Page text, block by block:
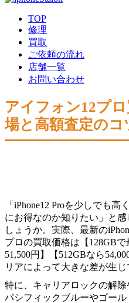
TOP
修理
買取
ご依頼の流れ
店舗一覧
お問い合わせ
アイフォン12プ
場と高額査定のコ
「iPhone12 Proを少しでも
にお得なのか知りたい」と
しょうか。実際、最新の
プロの買取価格は【128GB
51,500円】【512GBなら
リアによって大きな差が生じ
特に、キャリアロックの解
パシフィックブルーやゴー